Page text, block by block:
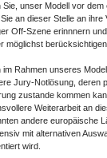
Sie, unser Modell vor
an dieser Stelle an
Off-Szene erinnnern
möglichst
im Rahmen unseres
Jury-Notlösung, deren
zustande kommen
Weiterarbeit an
andere europäische
mit alternativen
wird.